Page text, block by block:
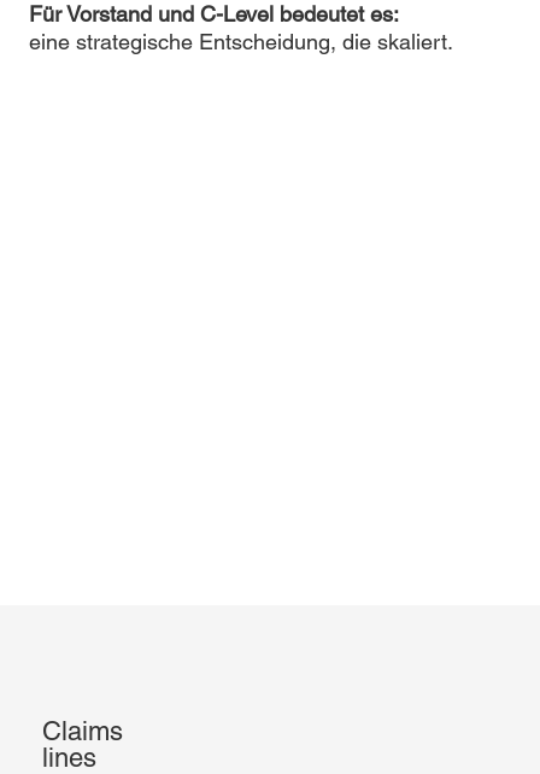
Für Vorstand und C-Level bedeutet es:
eine strategische Entscheidung, die skaliert.
Claims
lines